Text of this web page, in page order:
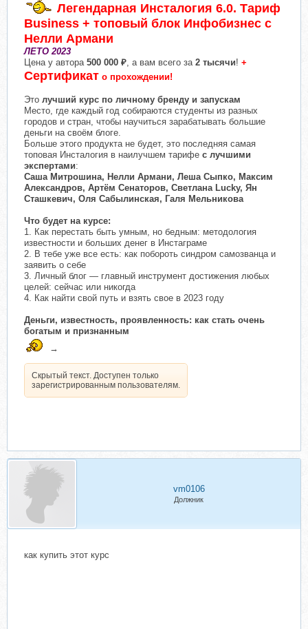
Легендарная Инсталогия 6.0. Тариф
Business + топовый блок Инфобизнес с
Нелли Армани
ЛЕТО 2023
Цена у автора 500 000 ₽ , а вам всего за 2 тысячи! +
Сертификат о прохождении!
Это лучший курс по личному бренду и запускам
Место, где каждый год собираются студенты из разных
городов и стран, чтобы научиться зарабатывать большие
деньги на своём блоге.
Больше этого продукта не будет, это последняя самая
топовая Инсталогия в наилучшем тарифе с лучшими
экспертами:
Саша Митрошина, Нелли Армани, Леша Сыпко, Максим
Александров, Артём Сенаторов, Светлана Lucky, Ян
Сташкевич, Оля Сабылинская, Галя Мельникова
Что будет на курсе:
1. Как перестать быть умным, но бедным: методология
известности и больших денег в Инстаграме
2. В тебе уже все есть: как побороть синдром самозванца и
заявить о себе
3. Личный блог — главный инструмент достижения любых
целей: сейчас или никогда
4. Как найти свой путь и взять свое в 2023 году
Деньги, известность, проявленность: как стать очень
богатым и признанным
→
Скрытый текст. Доступен только
зарегистрированным пользователям.
vm0106
Должник
как купить этот курс